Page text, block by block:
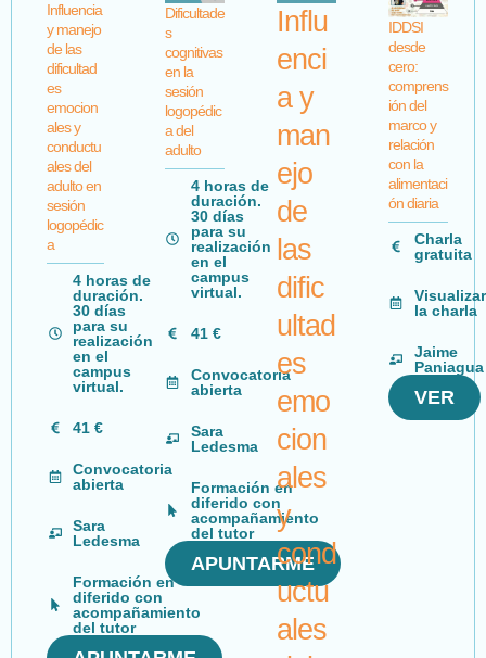
Influencia
y manejo
de las
dificultad
es
emocion
ales y
conductu
ales del
adulto en
sesión
logopédic
a
4 horas de
duración.
30 días
para su
realización
en el
campus
virtual.
41 €
Convocatoria
abierta
Sara
Ledesma
Formación en
diferido con
acompañamiento
del tutor
Dificultade
s
cognitivas
en la
sesión
logopédic
a del
adulto
4 horas de
duración.
30 días
para su
realización
en el
campus
virtual.
41 €
Convocatoria
abierta
Sara
Ledesma
Formación en
diferido con
acompañamiento
del tutor
APUNTARME
Influ
enci
a y
man
ejo
de
las
dific
ultad
es
emo
cion
ales
y
cond
uctu
ales
IDDSI
desde
cero:
comprens
ión del
marco y
relación
con la
alimentaci
ón diaria
Charla
gratuita
Visualizar
la charla
Jaime
Paniagua
VER